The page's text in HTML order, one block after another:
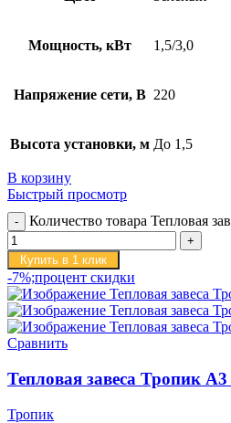
Мощность, кВт 1,5/3,0
Напряжение сети, В 220
Высота установки, м До 1,5
В корзину
Быстрый просмотр
Количество товара Тепловая
Купить в 1 клик
-7%;процент скидки
Сравнить
Тепловая завеса Тропик А3
Тропик